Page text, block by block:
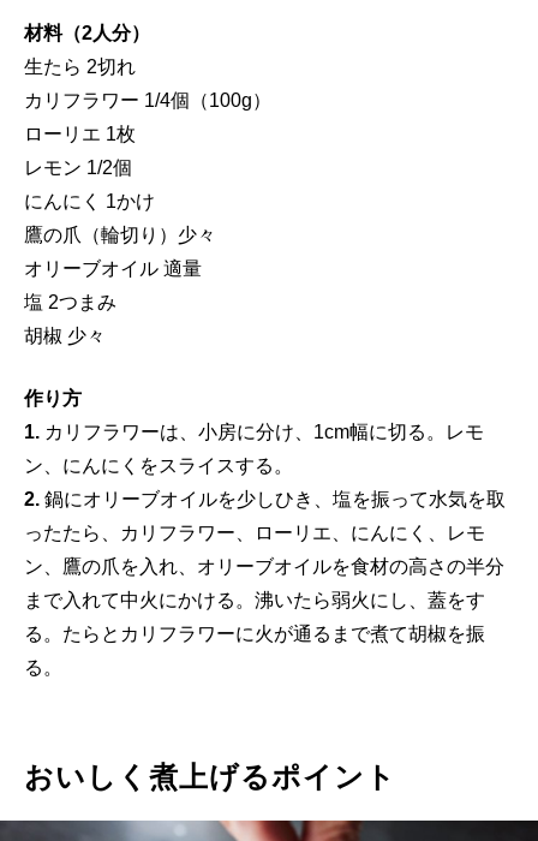
材料（2人分）
生たら 2切れ
カリフラワー 1/4個（100g）
ローリエ 1枚
レモン 1/2個
にんにく 1かけ
鷹の爪（輪切り）少々
オリーブオイル 適量
塩 2つまみ
胡椒 少々
作り方
1. カリフラワーは、小房に分け、1cm幅に切る。レモ
ン、にんにくをスライスする。
2. 鍋にオリーブオイルを少しひき、塩を振って水気を取
ったたら、カリフラワー、ローリエ、にんにく、レモ
ン、鷹の爪を入れ、オリーブオイルを食材の高さの半分
まで入れて中火にかける。沸いたら弱火にし、蓋をす
る。たらとカリフラワーに火が通るまで煮て胡椒を振
る。
おいしく煮上げるポイント